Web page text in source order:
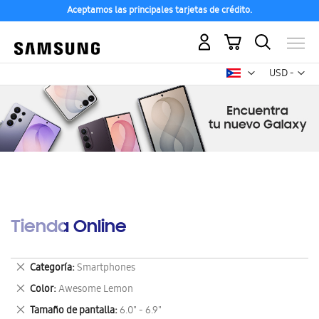
Aceptamos las principales tarjetas de crédito.
USD -
dólar
Mi carrito
Tienda Online
Categoría Smartphones
Eliminar
este
artículo
Color Awesome Lemon
Eliminar
este
Tamaño de pantalla 6.0" - 6.9"
Eliminar